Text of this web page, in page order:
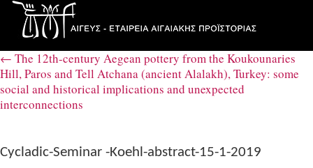
← The 12th-century Aegean pottery from the Koukounaries
Hill, Paros and Tell Atchana (ancient Alalakh), Turkey: some
social and historical implications and unexpected
interconnections
Cycladic-Seminar -Koehl-abstract-15-1-2019